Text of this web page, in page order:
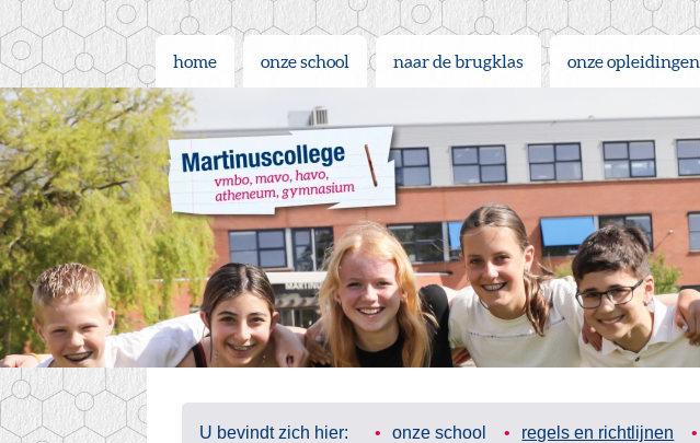
home onze school naar de brugklas onze opleidingen
U bevindt zich hier: onze school regels en richtlijnen